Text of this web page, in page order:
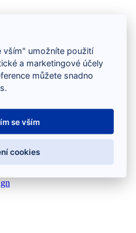
vším" umožníte použití
a marketingové účely
můžete snadno
se vším
cookies